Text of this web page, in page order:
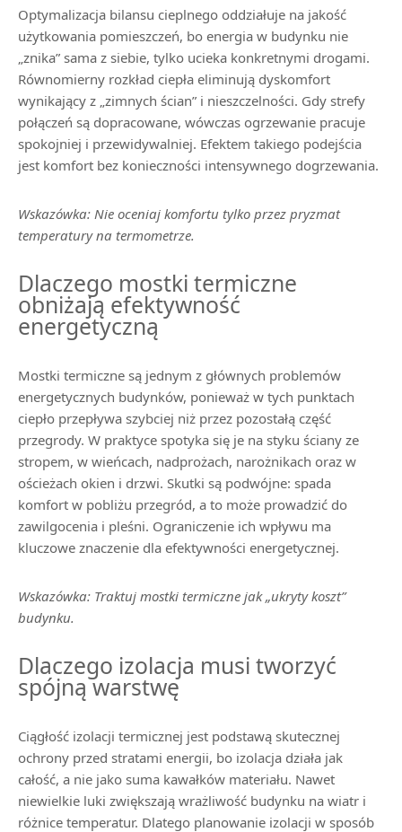
Optymalizacja bilansu cieplnego oddziałuje na jakość
użytkowania pomieszczeń, bo energia w budynku nie
„znika” sama z siebie, tylko ucieka konkretnymi drogami.
Równomierny rozkład ciepła eliminują dyskomfort
wynikający z „zimnych ścian” i nieszczelności. Gdy strefy
połączeń są dopracowane, wówczas ogrzewanie pracuje
spokojniej i przewidywalniej. Efektem takiego podejścia
jest komfort bez konieczności intensywnego dogrzewania.
Wskazówka: Nie oceniaj komfortu tylko przez pryzmat
temperatury na termometrze.
Dlaczego mostki termiczne
obniżają efektywność
energetyczną
Mostki termiczne są jednym z głównych problemów
energetycznych budynków, ponieważ w tych punktach
ciepło przepływa szybciej niż przez pozostałą część
przegrody. W praktyce spotyka się je na styku ściany ze
stropem, w wieńcach, nadprożach, narożnikach oraz w
ościeżach okien i drzwi. Skutki są podwójne: spada
komfort w pobliżu przegród, a to może prowadzić do
zawilgocenia i pleśni. Ograniczenie ich wpływu ma
kluczowe znaczenie dla efektywności energetycznej.
Wskazówka: Traktuj mostki termiczne jak „ukryty koszt”
budynku.
Dlaczego izolacja musi tworzyć
spójną warstwę
Ciągłość izolacji termicznej jest podstawą skutecznej
ochrony przed stratami energii, bo izolacja działa jak
całość, a nie jako suma kawałków materiału. Nawet
niewielkie luki zwiększają wrażliwość budynku na wiatr i
różnice temperatur. Dlatego planowanie izolacji w sposób